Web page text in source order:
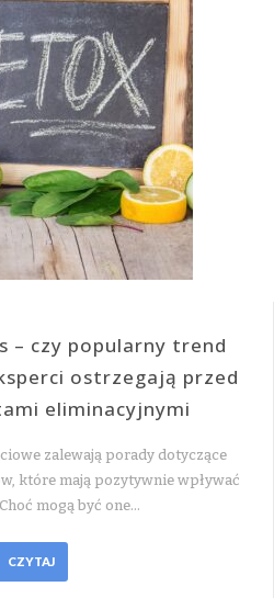
– czy popularny trend
ostrzegają przed
eliminacyjnymi
zalewają porady dotyczące
które mają pozytywnie wpływać
mogą być one…
CZYTAJ